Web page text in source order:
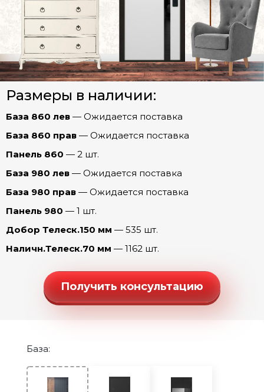
Шторм Зеркало МАХ (эмалит Белый)
Шторм Зеркало МАХ (эмалит Серый)
Шторм Зеркало ОПТИМА (эмалит Белый)
Шторм Зеркало ПРЕСТИЖ (Капучино)
Шторм Бостон (эмаль Арктика)
Шторм Графика (эмалит Белый)
Шторм Евро 29/Рейне (Эмалит белый)
Шторм Мадрид (Беленый дуб)
Шторм Рельеф (эмалит Белый)
Шторм Роял (Дуб пацифика)
Шторм Танго (Беленый дуб)
Шторм Танго (Капучино)
Шторм Честер (эмалит Белый)
Шторм Честер (эмалит Серый)
Шторм Шелли (эмалит Белый)
СТАЛЬНЫЕ ДВЕРИ (Распродажа)
Межкомнатные двери
Арки
Фурнитура
Размеры в наличии:
База 860 лев — Ожидается поставка
База 860 прав — Ожидается поставка
Панель 860 — 2 шт.
База 980 лев — Ожидается поставка
База 980 прав — Ожидается поставка
Панель 980 — 1 шт.
Добор Телеск.150 мм — 535 шт.
Наличн.Телеск.70 мм — 1162 шт.
Получить консультацию
База: